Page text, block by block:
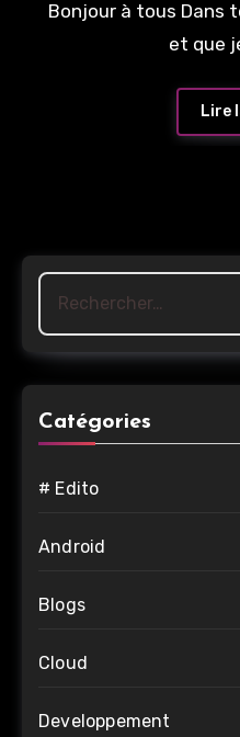
Bonjour à tous Dans
et que
Lire
Rechercher :
Catégories
# Edito
Android
Blogs
Cloud
Developpement